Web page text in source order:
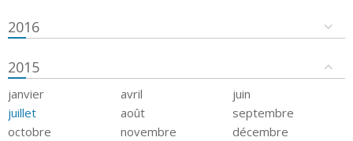
2016
2015
janvier avril
juin
juillet
août
septembre
octobre
novembre décembre